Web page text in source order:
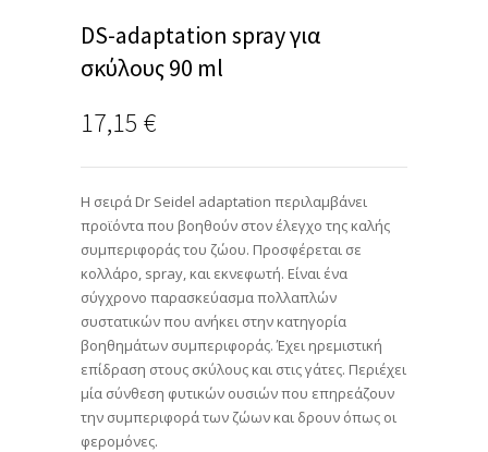
DS-adaptation spray για
σκύλους 90 ml
17,15 €
Η σειρά Dr Seidel adaptation περιλαμβάνει
προϊόντα που βοηθούν στον έλεγχο της καλής
συμπεριφοράς του ζώου. Προσφέρεται σε
κολλάρο, spray, και εκνεφωτή. Είναι ένα
σύγχρονο παρασκεύασμα πολλαπλών
συστατικών που ανήκει στην κατηγορία
βοηθημάτων συμπεριφοράς. Έχει ηρεμιστική
επίδραση στους σκύλους και στις γάτες. Περιέχει
μία σύνθεση φυτικών ουσιών που επηρεάζουν
την συμπεριφορά των ζώων και δρουν όπως οι
φερομόνες.